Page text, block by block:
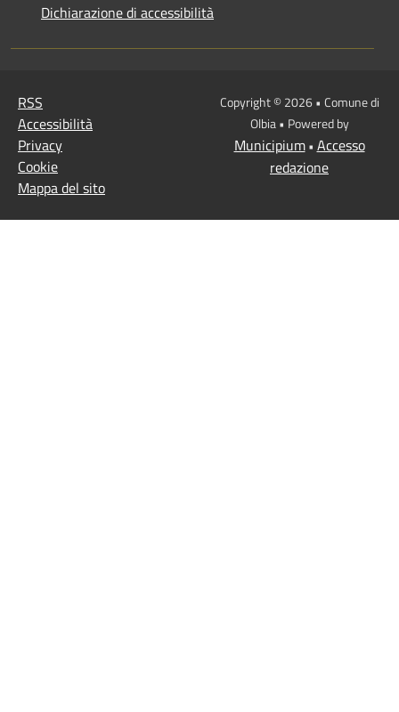
Dichiarazione di accessibilità
RSS
Accessibilità
Privacy
Cookie
Mappa del sito
Copyright © 2026 • Comune di
Olbia • Powered by
Municipium• Accesso
redazione